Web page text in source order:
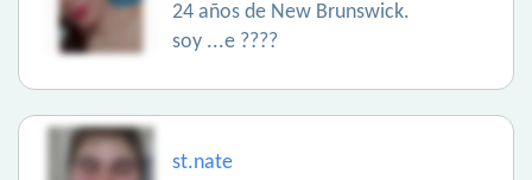
24 años de New Brunswick.
soy ...e ????
st.nate